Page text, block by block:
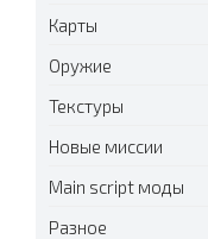
Карты
Оружие
Текстуры
Новые миссии
Main script моды
Разное